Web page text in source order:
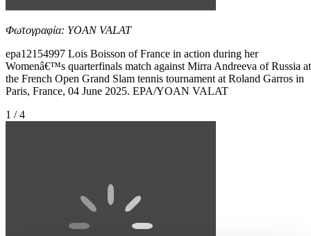
Φωτογραφία: YOAN VALAT
epa12154997 Lois Boisson of France in action during her
Womenâ€™s quarterfinals match against Mirra Andreeva of Russia at
the French Open Grand Slam tennis tournament at Roland Garros in
Paris, France, 04 June 2025. EPA/YOAN VALAT
1 / 4